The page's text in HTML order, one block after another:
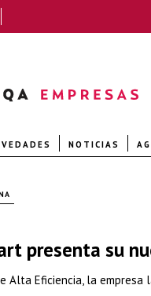
NOTICIAS
presenta su
Alta Eficiencia, la